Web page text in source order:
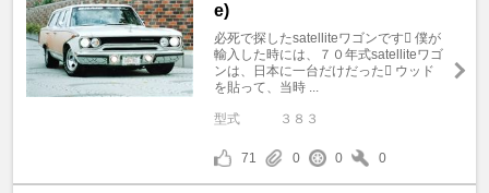
e)
必死で探したsatelliteワゴンです 僕が
輸入した時には、７０年式satelliteワゴ
ンは、日本に一台だけだった ウッド
を貼って、当時 ...
型式 ３８３
71 0 0 0